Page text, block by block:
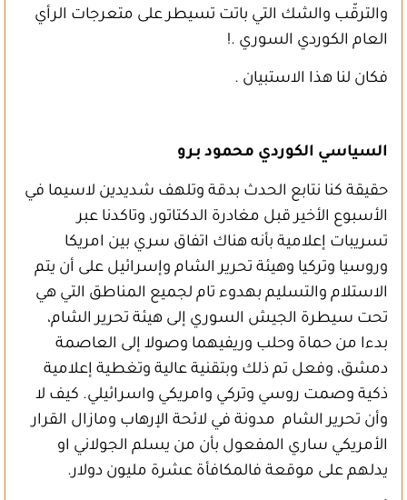
والترقّب والشك التي باتت تسيطر على متعرجات الرأي
العام الكوردي السوري .!
فكان لنا هذا الاستبيان .
السياسي الكوردي محمود بـرو
حقيقة كنا نتابع الحدث بدقة وتلهف شديدين لاسيما في
الأسبوع الأخير قبل مغادرة الدكتاتور، وتاكدنا عبر
تسريبات إعلامية بأنه هناك اتفاق سري بين امريكا
وروسيا وتركيا وهيئة تحرير الشام وإسرائيل على أن يتم
الاستلام والتسليم بهدوء تام لجميع المناطق التي هي
تحت سيطرة الجيش السوري إلى هيئة تحرير الشام،
بدءا من حماة وحلب وريفيهما وصولا إلى العاصمة
دمشق، وفعل تم ذلك وبتقنية عالية وتغطية إعلامية
ذكية وصمت روسي وتركي وامريكي واسرائيلي. كيف لا
وأن تحرير الشام مدونة في لائحة الإرهاب ومازال القرار
الأمريكي ساري المفعول بأن من يسلم الجولاني او
يدلهم على موقعة فالمكافأة عشرة مليون دولار.